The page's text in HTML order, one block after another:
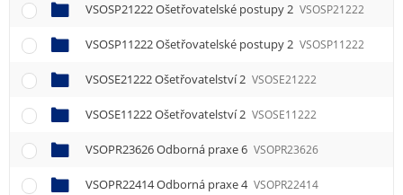
VSOSP21222 Ošetřovatelské postupy 2 VSOSP21222
VSOSP11222 Ošetřovatelské postupy 2 VSOSP11222
VSOSE21222 Ošetřovatelství 2 VSOSE21222
VSOSE11222 Ošetřovatelství 2 VSOSE11222
VSOPR23626 Odborná praxe 6 VSOPR23626
VSOPR22414 Odborná praxe 4 VSOPR22414